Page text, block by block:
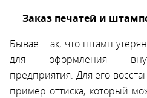
Заказ печатей и
Бывает так, что штамп
для оформления
предприятия. Для его
пример оттиска, который